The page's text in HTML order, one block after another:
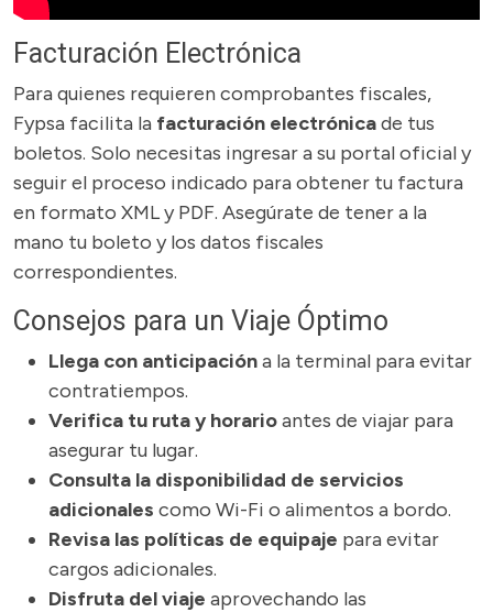
Facturación Electrónica
Para quienes requieren comprobantes fiscales,
Fypsa facilita la facturación electrónicade tus
boletos. Solo necesitas ingresar a su portal oficial y
seguir el proceso indicado para obtener tu factura
en formato XML y PDF. Asegúrate de tener a la
mano tu boleto y los datos fiscales
correspondientes.
Consejos para un Viaje Óptimo
Llega con anticipacióna la terminal para evitar
contratiempos.
Verifica tu ruta y horarioantes de viajar para
asegurar tu lugar.
Consulta la disponibilidad de servicios
adicionales como Wi-Fi o alimentos a bordo.
Revisa las políticas de equipaje para evitar
cargos adicionales.
Disfruta del viaje aprovechando las